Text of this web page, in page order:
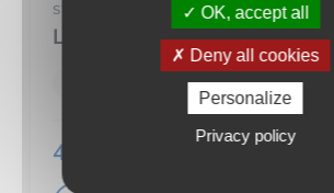
STUDIO
LILLE (59000)
15 m²
442 €
OK, accept all
Deny all cookies
Personalize
Privacy policy